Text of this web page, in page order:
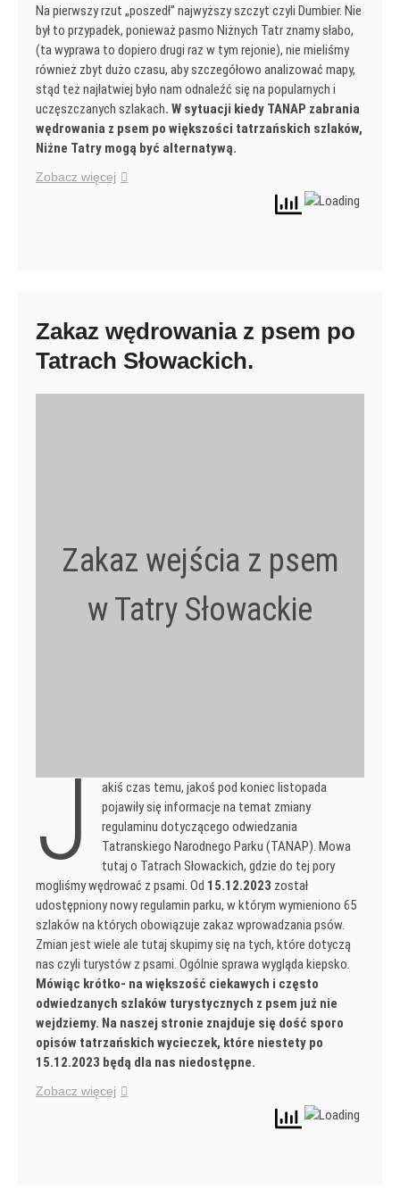
Na pierwszy rzut „poszedł” najwyższy szczyt czyli Dumbier. Nie
był to przypadek, ponieważ pasmo Niżnych Tatr znamy słabo,
(ta wyprawa to dopiero drugi raz w tym rejonie), nie mieliśmy
również zbyt dużo czasu, aby szczegółowo analizować mapy,
stąd też najłatwiej było nam odnaleźć się na popularnych i
uczęszczanych szlakach. W sytuacji kiedy TANAP zabrania
wędrowania z psem po większości tatrzańskich szlaków,
Niżne Tatry mogą być alternatywą.
Zobacz więcej
Zakaz wędrowania z psem po
Tatrach Słowackich.
Zakaz wejścia z psem
w Tatry Słowackie
J
akiś czas temu, jakoś pod koniec listopada
pojawiły się informacje na temat zmiany
regulaminu dotyczącego odwiedzania
Tatranskiego Narodnego Parku (TANAP). Mowa
tutaj o Tatrach Słowackich, gdzie do tej pory
mogliśmy wędrować z psami. Od 15.12.2023 został
udostępniony nowy regulamin parku, w którym wymieniono 65
szlaków na których obowiązuje zakaz wprowadzania psów.
Zmian jest wiele ale tutaj skupimy się na tych, które dotyczą
nas czyli turystów z psami. Ogólnie sprawa wygląda kiepsko.
Mówiąc krótko- na większość ciekawych i często
odwiedzanych szlaków turystycznych z psem już nie
wejdziemy. Na naszej stronie znajduje się dość sporo
opisów tatrzańskich wycieczek, które niestety po
15.12.2023 będą dla nas niedostępne.
Zobacz więcej